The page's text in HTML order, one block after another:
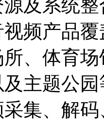
及系统
频产品
、体育
主题公
集、解